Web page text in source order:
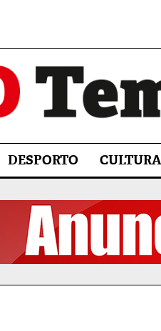
DESPORTO CULTURA